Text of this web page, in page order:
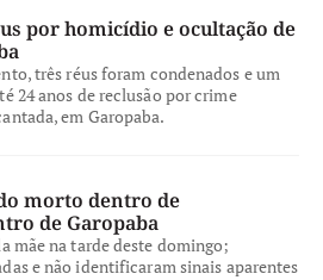
por homicídio e ocultação de
três réus foram condenados e um
24 anos de reclusão por crime
em Garopaba.
morto dentro de
de Garopaba
mãe na tarde deste domingo;
e não identificaram sinais aparentes